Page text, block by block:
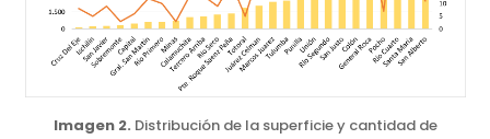
Imagen 2. Distribución de la superficie y cantidad de